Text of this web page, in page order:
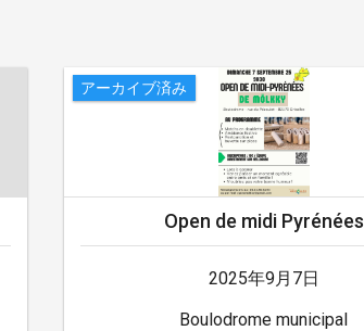
アーカイブ済み
Open de midi Pyrénées
2025年9月7日
Boulodrome municipal